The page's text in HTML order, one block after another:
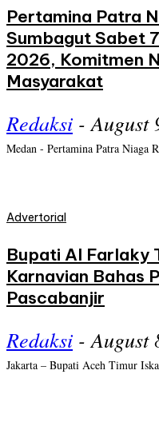
Pertamina Patra
Sumbagut Sabet
2026, Komitmen
Masyarakat
Redaksi - August
Medan - Pertamina Patra Niaga
Advertorial
Bupati Al Farlaky
Karnavian Bahas
Pascabanjir
Redaksi - August
Jakarta – Bupati Aceh Timur